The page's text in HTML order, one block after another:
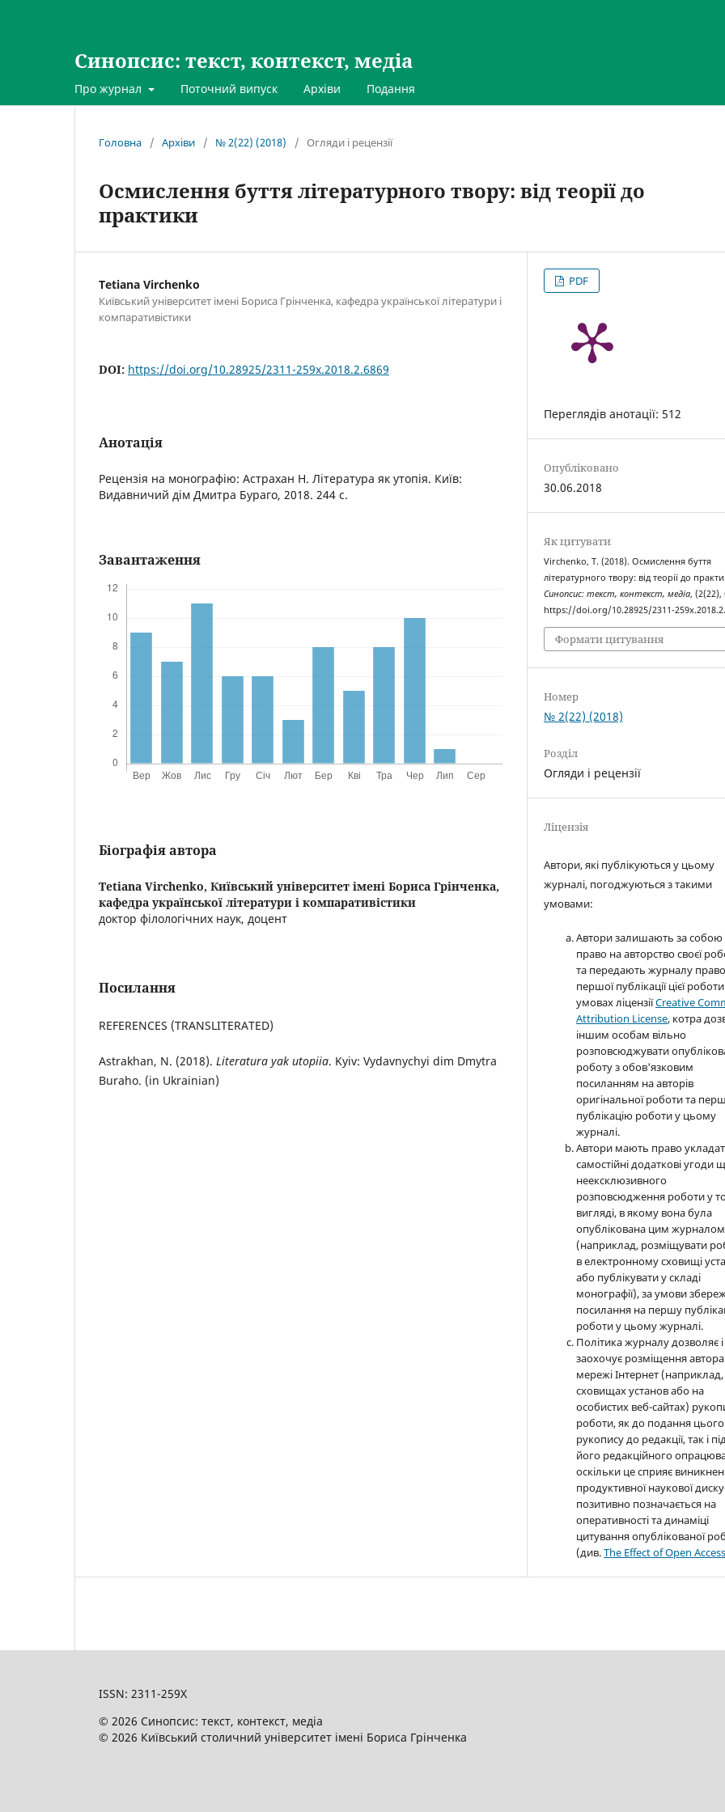
Синопсис: текст, контекст, медіа
Про журнал Поточний випуск Архіви Подання
Головна / Архіви / № 2(22) (2018) / Огляди і рецензії
Осмислення буття літературного твору: від теорії до
практики
Tetiana Virchenko
Київський університет імені Бориса Грінченка, кафедра української літератури і
компаративістики
DOI: https://doi.org/10.28925/2311-259x.2018.2.6869
Анотація
Рецензія на монографію: Астрахан Н. Література як утопія. Київ:
Видавничий дім Дмитра Бураго, 2018. 244 с.
Завантаження
Біографія автора
Tetiana Virchenko, Київський університет імені Бориса Грінченка,
кафедра української літератури і компаративістики
доктор філологічних наук, доцент
Посилання
REFERENCES (TRANSLITERATED)
Astrakhan, N. (2018). Literatura yak utopiia. Kyiv: Vydavnychyi dim Dmytra
Buraho. (in Ukrainian)
PDF
Переглядів анотації: 512
Опубліковано
30.06.2018
Як цитувати
Virchenko, T. (2018). Осмислення буття
літературного твору: від теорії до
Синопсис: текст, контекст, медіа, (2(22),
https://doi.org/10.28925/2311-
Формати цитування
Номер
№ 2(22) (2018)
Розділ
Огляди і рецензії
Ліцензія
Автори, які публікуються у цьому
журналі, погоджуються з такими
умовами:
Автори залишають за собою
право на авторство своєї
та передають журналу право
першої публікації цієї
умовах ліцензіїCreative
Attribution License, котра
іншим особам вільно
розповсюджувати
роботу з обов'язковим
посиланням на авторів
оригінальної роботи та
публікацію роботи у цьому
журналі.
Автори мають право
самостійні додаткові угоди
неексклюзивного
розповсюдження роботи у
вигляді, в якому вона була
опублікована цим журналом
(наприклад, розміщувати
в електронному сховищі
або публікувати у складі
монографії), за умови
посилання на першу
роботи у цьому журналі.
Політика журналу дозволяє і
заохочує розміщення
мережі Інтернет
сховищах установ або на
особистих веб-сайтах)
роботи, як до подання цього
рукопису до редакції, так і
його редакційного
оскільки це сприяє
продуктивної наукової
позитивно позначається на
оперативності та динаміці
цитування опублікованої
(див.The Effect of Open Access
ISSN: 2311-259X
© 2026 Синопсис: текст, контекст, медіа
© 2026 Київський столичний університет імені Бориса Грінченка